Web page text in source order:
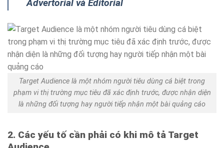
Advertorial và Editorial
Target Audience là một nhóm người tiêu dùng cá biệt trong
phạm vi thị trường mục tiêu đã xác định trước, được nhận diện
là những đối tượng hay người tiếp nhận một bài quảng cáo
2. Các yếu tố cần phải có khi mô tả Target